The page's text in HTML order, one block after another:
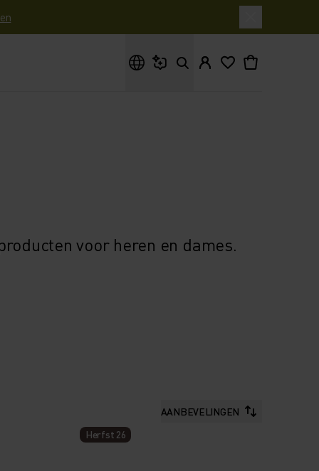
voor heren en dames.
AANBEVELINGEN
Herfst 26